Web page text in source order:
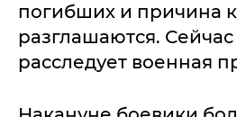
погибших и причина
разглашаются.
расследует военная